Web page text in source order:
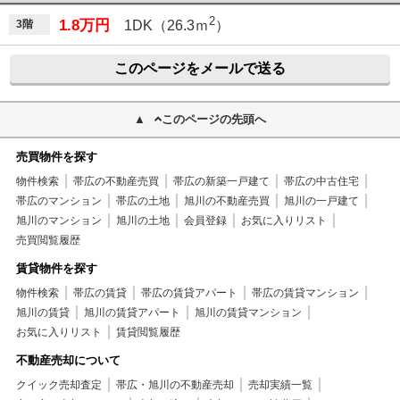
3階 1.8万円 1DK（26.3ｍ2）
このページをメールで送る
このページの先頭へ
売買物件を探す
物件検索 帯広の不動産売買 帯広の新築一戸建て
帯広の中古住宅
帯広のマンション
帯広の土地 旭川の不動産売買
旭川の一戸建て
旭川のマンション
旭川の土地 会員登録
お気に入りリスト
売買閲覧履歴
賃貸物件を探す
物件検索 帯広の賃貸 帯広の賃貸アパート
帯広の賃貸マンション
旭川の賃貸
旭川の賃貸アパート
旭川の賃貸マンション
お気に入りリスト
賃貸閲覧履歴
不動産売却について
クイック売却査定 帯広・旭川の不動産売却
売却実績一覧